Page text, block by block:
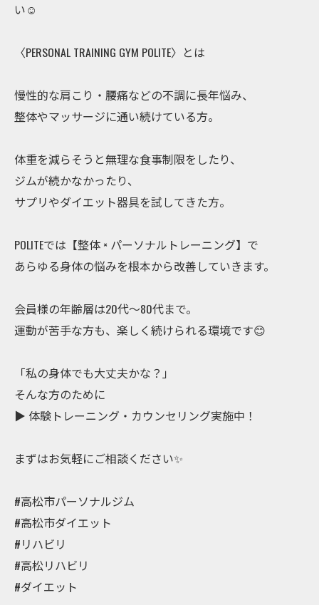
い☺️
〈PERSONAL TRAINING GYM POLITE〉とは
慢性的な肩こり・腰痛などの不調に長年悩み、
整体やマッサージに通い続けている方。
体重を減らそうと無理な食事制限をしたり、
ジムが続かなかったり、
サプリやダイエット器具を試してきた方。
POLITEでは【整体 × パーソナルトレーニング】で
あらゆる身体の悩みを根本から改善していきます。
会員様の年齢層は20代〜80代まで。
運動が苦手な方も、楽しく続けられる環境です😊
「私の身体でも大丈夫かな？」
そんな方のために
▶︎ 体験トレーニング・カウンセリング実施中！
まずはお気軽にご相談ください✨
#高松市パーソナルジム
#高松市ダイエット
#リハビリ
#高松リハビリ
#ダイエット